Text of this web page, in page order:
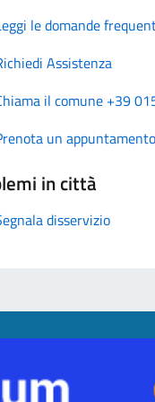
le domande
Assistenza
il comune +39
un appuntamento
in città
disservizio